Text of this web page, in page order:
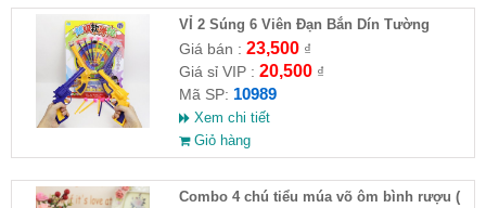
VỈ 2 Súng 6 Viên Đạn Bắn Dín Tường
Giá bán : 23,500₫
Giá sỉ VIP : 20,500₫
Mã SP: 10989
Xem chi tiết
Giỏ hàng
Combo 4 chú tiểu múa võ ôm bình rượu (